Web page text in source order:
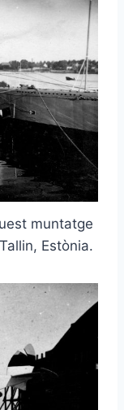
muntatge
Estònia.